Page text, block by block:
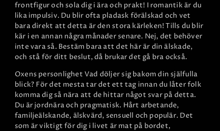
frontfigur och sola dig i ära och prakt! I romantik är du
lika impulsiv. Du blir ofta pladask förälskad och vet
bara direkt att detta är den stora kärleken! Tills du blir
kär i en annan några månader senare. Nej, det behöver
inte vara så. Bestäm bara att det här är din älskade,
och stå för ditt beslut, då brukar det gå bra också.
Oxens personlighet Vad döljer sig bakom din själfulla
blick? För det mesta tar det ett tag innan du låter folk
komma dig så nära att de hittar något svar på detta.
Du är jordnära och pragmatisk. Hårt arbetande,
familjeälskande, älskvärd, sensuell och populär. Det
som är viktigt för dig i livet är mat på bordet,